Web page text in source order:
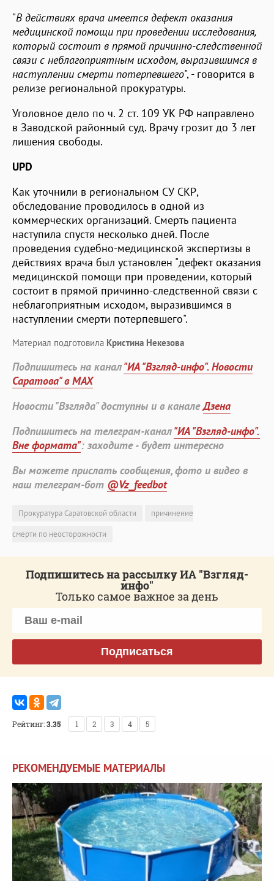
"В действиях врача имеется дефект оказания
медицинской помощи при проведении исследования,
который состоит в прямой причинно-следственной
связи с неблагоприятным исходом, выразившимся в
наступлении смерти потерпевшего", - говорится в
релизе региональной прокуратуры.
Уголовное дело по ч. 2 ст. 109 УК РФ направлено
в Заводской районный суд. Врачу грозит до 3 лет
лишения свободы.
UPD
Как уточнили в региональном СУ СКР,
обследование проводилось в одной из
коммерческих организаций. Смерть пациента
наступила спустя несколько дней. После
проведения судебно-медицинской экспертизы в
действиях врача был установлен "дефект оказания
медицинской помощи при проведении, который
состоит в прямой причинно-следственной связи с
неблагоприятным исходом, выразившимся в
наступлении смерти потерпевшего".
Материал подготовила Кристина Некезова
Подпишитесь на канал"ИА "Взгляд-инфо". Новости
Саратова" в MAX
Новости "Взгляда" доступны и в каналеДзена
Подпишитесь на телеграм-канал"ИА "Взгляд-инфо".
Вне формата": заходите - будет интересно
Вы можете прислать сообщения, фото и видео в
наш телеграм-бот @Vz_feedbot
Прокуратура Саратовской области
причинение
смерти по неосторожности
Подпишитесь на рассылку ИА "Взгляд-
инфо"
Только самое важное за день
Подписаться
Рейтинг:3.35 1 2 3 4 5
РЕКОМЕНДУЕМЫЕ МАТЕРИАЛЫ